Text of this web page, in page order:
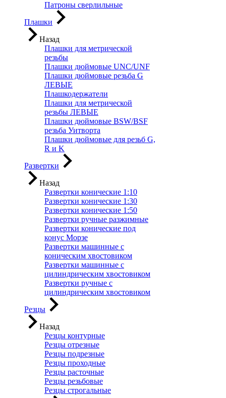
Патроны сверлильные
Плашки
Назад
Плашки для метрической
резьбы
Плашки дюймовые UNC/UNF
Плашки дюймовые резьба G
ЛЕВЫЕ
Плашкодержатели
Плашки для метрической
резьбы ЛЕВЫЕ
Плашки дюймовые BSW/BSF
резьба Уитворта
Плашки дюймовые для резьб G,
R и K
Развертки
Назад
Развертки конические 1:10
Развертки конические 1:30
Развертки конические 1:50
Развертки ручные разжимные
Развертки конические под
конус Морзе
Развертки машинные с
коническим хвостовиком
Развертки машинные с
цилиндрическим хвостовиком
Развертки ручные с
цилиндрическим хвостовиком
Резцы
Назад
Резцы контурные
Резцы отрезные
Резцы подрезные
Резцы проходные
Резцы расточные
Резцы резьбовые
Резцы строгальные